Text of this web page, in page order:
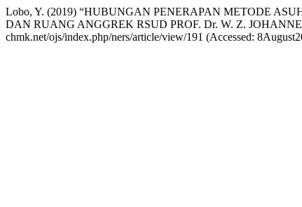
Lobo, Y. (2019) “HUBUNGAN PENERAPAN METODE
DAN RUANG ANGGREK RSUD PROF. Dr. W. Z.
chmk.net/ojs/index.php/ners/article/view/191 (Accessed: